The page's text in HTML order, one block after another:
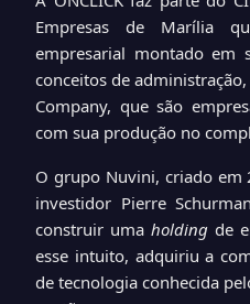
Empresas de Marília
empresarial montado em
conceitos de
Company, que são
com sua produção no
O grupo Nuvini, criado em
investidor Pierre
construir uma holding de
esse intuito, adquiriu a
de tecnologia conhecida